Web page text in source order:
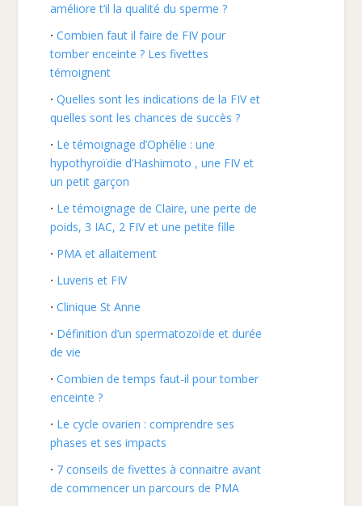
améliore t’il la qualité du sperme ?
Combien faut il faire de FIV pour
tomber enceinte ? Les fivettes
témoignent
Quelles sont les indications de la FIV et
quelles sont les chances de succès ?
Le témoignage d’Ophélie : une
hypothyroïdie d’Hashimoto , une FIV et
un petit garçon
Le témoignage de Claire, une perte de
poids, 3 IAC, 2 FIV et une petite fille
PMA et allaitement
Luveris et FIV
Clinique St Anne
Définition d’un spermatozoïde et durée
de vie
Combien de temps faut-il pour tomber
enceinte ?
Le cycle ovarien : comprendre ses
phases et ses impacts
7 conseils de fivettes à connaitre avant
de commencer un parcours de PMA